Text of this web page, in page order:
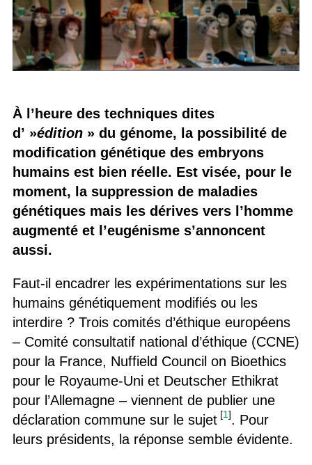
À l’heure des techniques dites
d’ »édition» du génome, la possibilité de
modification génétique des embryons
humains est bien réelle. Est visée, pour le
moment, la suppression de maladies
génétiques mais les dérives vers l’homme
augmenté et l’eugénisme s’annoncent
aussi.
Faut-il encadrer les expérimentations sur les
humains génétiquement modifiés ou les
interdire ? Trois comités d’éthique européens
– Comité consultatif national d’éthique (CCNE)
pour la France, Nuffield Council on Bioethics
pour le Royaume-Uni et Deutscher Ethikrat
pour l’Allemagne – viennent de publier une
déclaration commune sur le sujet [1]. Pour
leurs présidents, la réponse semble évidente.